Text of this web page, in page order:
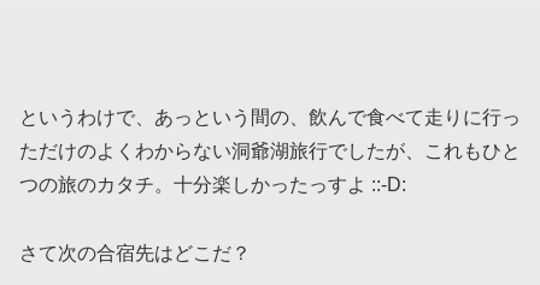
というわけで、あっという間の、飲んで食べて走りに行っ
ただけのよくわからない洞爺湖旅行でしたが、これもひと
つの旅のカタチ。十分楽しかったっすよ ::-D:
さて次の合宿先はどこだ？